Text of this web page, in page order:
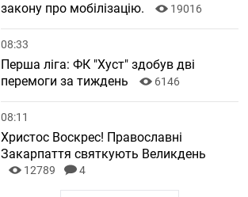
закону про мобілізацію.
19016
08:33
Перша ліга: ФК "Хуст" здобув дві
перемоги за тиждень
6146
08:11
Христос Воскрес! Православні
Закарпаття святкують Великдень
12789 4